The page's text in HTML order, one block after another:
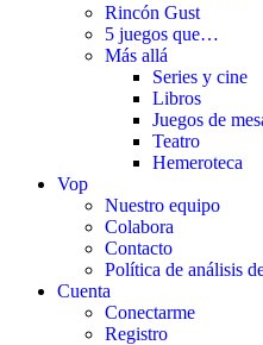
Rincón Gust
5 juegos que…
Más allá
Series y cine
Libros
Juegos de
Teatro
Hemeroteca
Vop
Nuestro equipo
Colabora
Contacto
Política de análisis
Cuenta
Conectarme
Registro